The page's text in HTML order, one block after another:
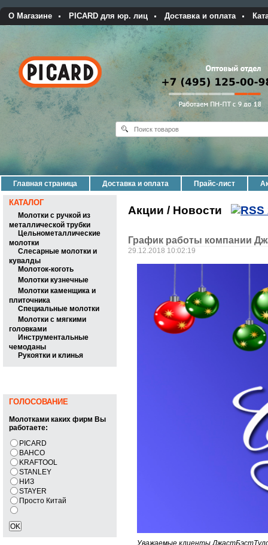
О Магазине PICARD для юр. лиц Доставка и оплата
Главная страница Доставка и оплата Прайс-лист
КАТАЛОГ
Молотки с ручкой из
металлической трубки
Цельнометаллические
молотки
Слесарные молотки и
кувалды
Молоток-коготь
Молотки кузнечные
Молотки каменщика и
плиточника
Специальные молотки
Молотки с мягкими
головками
Инструментальные
чемоданы
Рукоятки и клинья
ГОЛОСОВАНИЕ
Молотками каких фирм Вы
работаете:
PICARD
BAHCO
KRAFTOOL
STANLEY
НИЗ
STAYER
Просто Китай
Акции / Новости
График работы компании
29.12.2018 10:02:19
Уважаемые клиенты